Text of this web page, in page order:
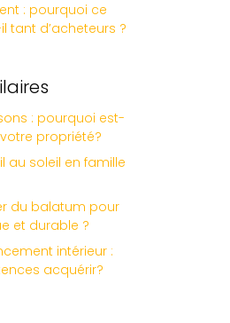
: pourquoi ce
tant d’acheteurs ?
: pourquoi est-
propriété?
au soleil en famille
du balatum pour
et durable ?
intérieur :
acquérir?